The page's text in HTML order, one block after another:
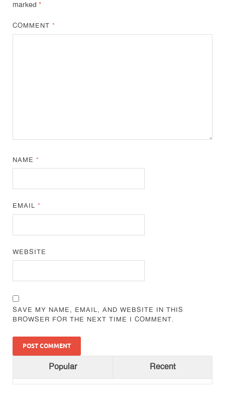
marked *
COMMENT*
NAME*
EMAIL*
WEBSITE
SAVE MY NAME, EMAIL, AND WEBSITE IN THIS
BROWSER FOR THE NEXT TIME I COMMENT.
Popular Recent